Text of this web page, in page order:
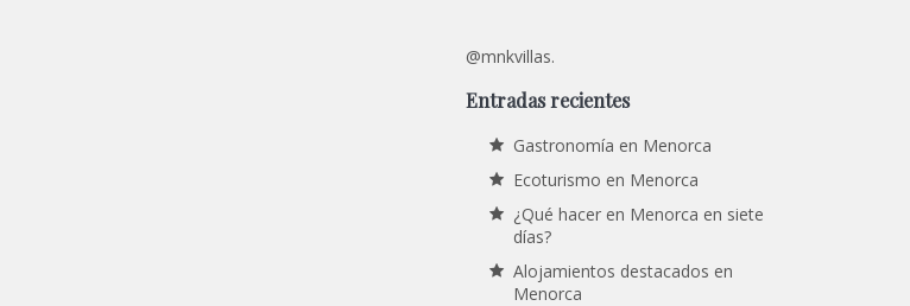
@mnkvillas.
Entradas recientes
Gastronomía en Menorca
Ecoturismo en Menorca
¿Qué hacer en Menorca en siete
días?
Alojamientos destacados en
Menorca